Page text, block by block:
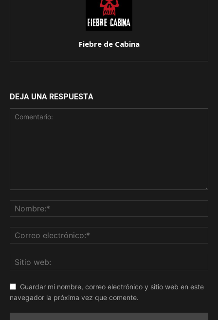
Fiebre de Cabina
DEJA UNA RESPUESTA
Guardar mi nombre, correo electrónico y sitio web en este
navegador la próxima vez que comente.